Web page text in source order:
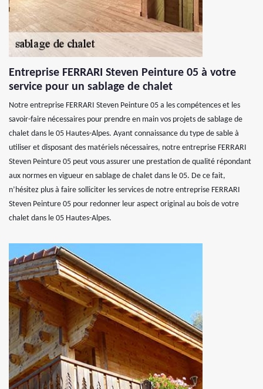
Entreprise FERRARI Steven Peinture 05 à votre
service pour un sablage de chalet
Notre entreprise FERRARI Steven Peinture 05 a les compétences et les
savoir-faire nécessaires pour prendre en main vos projets de sablage de
chalet dans le 05 Hautes-Alpes. Ayant connaissance du type de sable à
utiliser et disposant des matériels nécessaires, notre entreprise FERRARI
Steven Peinture 05 peut vous assurer une prestation de qualité répondant
aux normes en vigueur en sablage de chalet dans le 05. De ce fait,
n’hésitez plus à faire solliciter les services de notre entreprise FERRARI
Steven Peinture 05 pour redonner leur aspect original au bois de votre
chalet dans le 05 Hautes-Alpes.